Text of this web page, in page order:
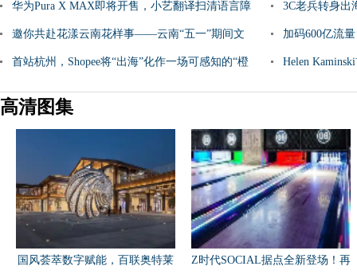
盘活了
华为Pura X MAX即将开售，小艺翻译扫清语言障
碍，覆盖21种常用语
邀你共赴花漾云南花样事——云南“五一”期间文
旅活动清单
首站杭州，Shopee将“出海”化作一场可感知的“橙
色”时空之旅
3C老兵转身出
新路径
加码600亿流
Helen
开启中国市场
高清图集
国风荟萃数字赋能，百联奥特莱
Z时代SOCIAL据点全新登场！再